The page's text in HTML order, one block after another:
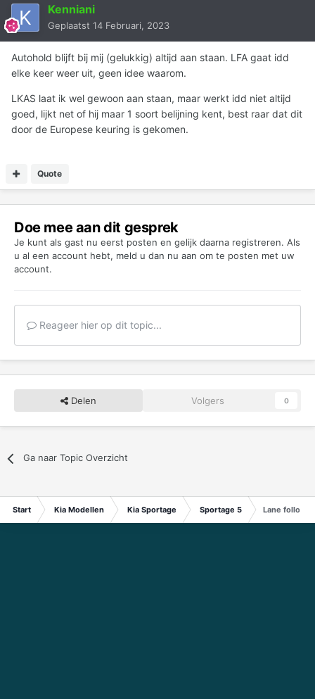
Kenniani
Geplaatst 14 Februari, 2023
Autohold blijft bij mij (gelukkig) altijd aan staan. LFA gaat idd
elke keer weer uit, geen idee waarom.
LKAS laat ik wel gewoon aan staan, maar werkt idd niet altijd
goed, lijkt net of hij maar 1 soort belijning kent, best raar dat dit
door de Europese keuring is gekomen.
Quote
Doe mee aan dit gesprek
Je kunt als gast nu eerst posten en gelijk daarna registreren. Als
u al een account hebt, meld u dan nu aan om te posten met uw
account.
Reageer hier op dit topic...
Delen Volgers 0
Ga naar Topic Overzicht
Start Kia Modellen Kia Sportage Sportage 5 Lane follow